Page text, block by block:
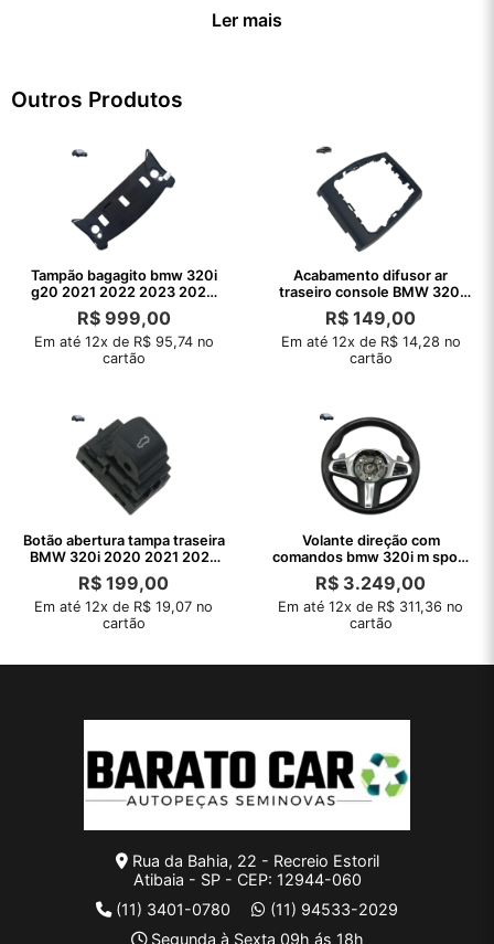
Ler mais
Outros Produtos
Tampão bagagito bmw 320i
g20 2021 2022 2023 2024
2025
R$999,00
Em até 12x de R$ 95,74 no
cartão
Acabamento difusor ar
traseiro console BMW 320i
2020 2021 22
R$ 149,00
Em até 12x de R$ 14,28 no
cartão
Botão abertura tampa traseira
BMW 320i 2020 2021 2022
2023
R$ 199,00
Em até 12x de R$ 19,07 no
cartão
Volante direção com
comandos bmw 320i m sport
2021 desgaste
R$ 3.249,00
Em até 12x de R$ 311,36 no
cartão
Rua da Bahia, 22 - Recreio Estoril
Atibaia - SP - CEP: 12944-060
(11) 3401-0780
(11) 94533-2029
Segunda à Sexta 09h ás 18h